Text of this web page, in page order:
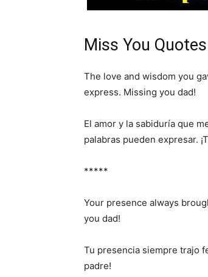
Miss You
The love and wisdom you
express. Missing you dad!
El amor y la sabiduría que
palabras pueden expresar.
*****
Your presence always
you dad!
Tu presencia siempre trajo
padre!